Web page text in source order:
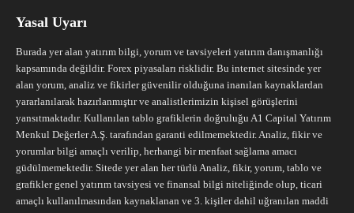
Yasal Uyarı
Burada yer alan yatırım bilgi, yorum ve tavsiyeleri yatırım danışmanlığı
kapsamında değildir. Forex piyasaları risklidir. Bu internet sitesinde yer
alan yorum, analiz ve fikirler güvenilir olduğuna inanılan kaynaklardan
yararlanılarak hazırlanmıştır ve analistlerimizin kişisel görüşlerini
yansıtmaktadır. Kullanılan tablo grafiklerin doğruluğu A1 Capital Yatırım
Menkul Değerler A.Ş. tarafından garanti edilmemektedir. Analiz, fikir ve
yorumlar bilgi amaçlı verilip, herhangi bir menfaat sağlama amacı
güdülmemektedir. Sitede yer alan her türlü Analiz, fikir, yorum, tablo ve
grafikler genel yatırım tavsiyesi ve finansal bilgi niteliğinde olup, ticari
amaçlı kullanılmasından kaynaklanan ve 3. kişiler dahil uğranılan maddi